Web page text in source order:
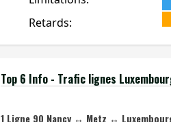
Top 6 Info - Trafic lignes
1Ligne 90 Nancy ↔ Metz ↔